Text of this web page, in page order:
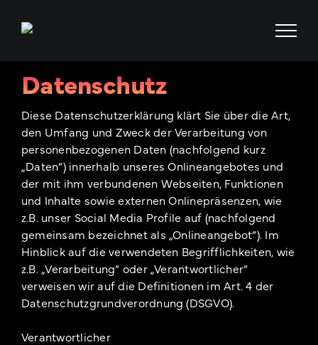
Inhalt
Datenschutz
Diese Datenschutzerklärung klärt Sie über die Art,
den Umfang und Zweck der Verarbeitung von
personenbezogenen Daten (nachfolgend kurz
„Daten“) innerhalb unseres Onlineangebotes und
der mit ihm verbundenen Webseiten, Funktionen
und Inhalte sowie externen Onlinepräsenzen, wie
z.B. unser Social Media Profile auf (nachfolgend
gemeinsam bezeichnet als „Onlineangebot“). Im
Hinblick auf die verwendeten Begrifflichkeiten, wie
z.B. „Verarbeitung“ oder „Verantwortlicher“
verweisen wir auf die Definitionen im Art. 4 der
Datenschutzgrundverordnung (DSGVO).
Verantwortlicher